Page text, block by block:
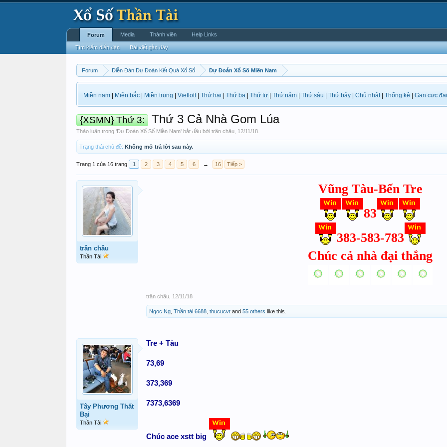
Forum Diễn Đàn Dự Đoán Kết Quả Xổ Số Dự Đoán Xổ Số Miền Nam
Miền nam Miền bắc Miền trung Vietlott| Thứ hai Thứ ba Thứ tư Thứ năm Thứ sáu Thứ bảy Chủ nhật| Thống kê Gan cực đại
{XSMN} Thứ 3: Thứ 3 Cả Nhà Gom Lúa
Thảo luận trong 'Dự Đoán Xổ Số Miền Nam' bắt đầu bởi trân châu 12/11/18
Trạng thái chủ đề: Không mở trả lời sau này.
Trang 1 của 16 trang 1 2 3 4 5 6 → 16 Tiếp >
trân châu
Thần Tài
Vũng Tàu-Bến Tre
83
383-583-783
Chúc cả nhà đại thắng
trân châu 12/11/18
Ngọc Ng Thần tài 6688 thucucvt and 55 others like this.
Tây Phương Thất
Bại
Thần Tài
Tre + Tàu
73,69
373,369
7373,6369
Chúc ace xstt big
Forum
Tìm kiếm diễn đàn Bài viết gần đây
Media Thành viên Help Links